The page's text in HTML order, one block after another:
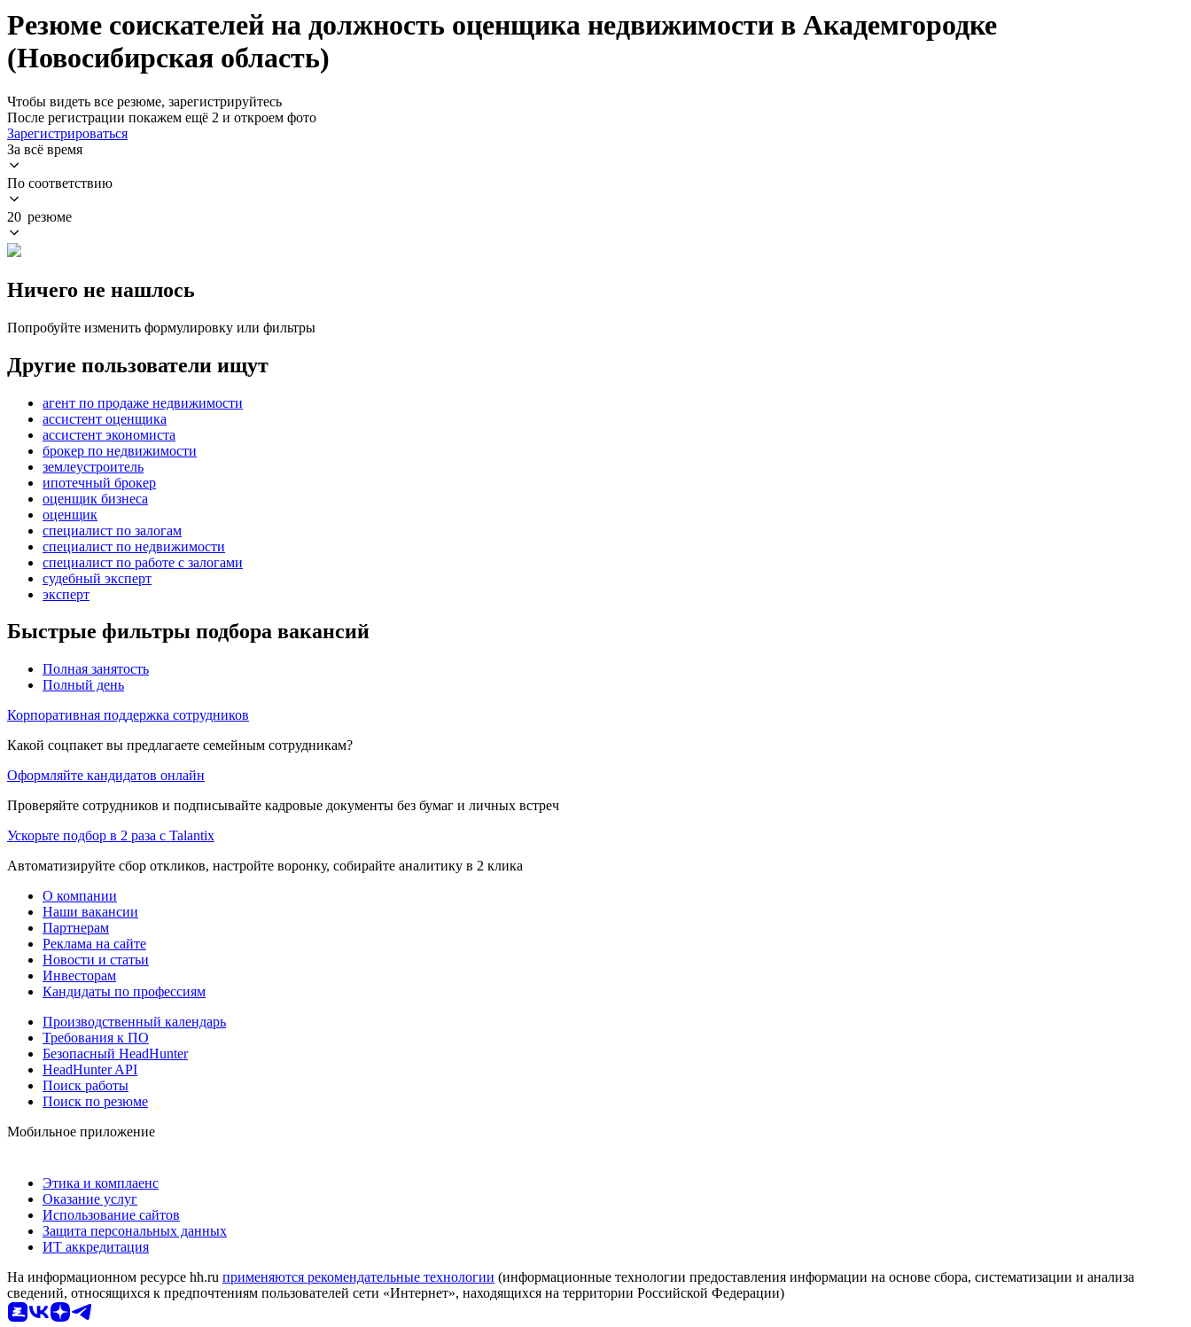
Резюме соискателей на должность оценщика недвижимости в Академгородке
(Новосибирская область)
Чтобы видеть все резюме, зарегистрируйтесь
После регистрации покажем ещё 2 и откроем фото
Зарегистрироваться
За всё время
По соответствию
20 резюме
Ничего не нашлось
Попробуйте изменить формулировку или фильтры
Другие пользователи ищут
агент по продаже недвижимости
ассистент оценщика
ассистент экономиста
брокер по недвижимости
землеустроитель
ипотечный брокер
оценщик бизнеса
оценщик
специалист по залогам
специалист по недвижимости
специалист по работе с залогами
судебный эксперт
эксперт
Быстрые фильтры подбора вакансий
Полная занятость
Полный день
Корпоративная поддержка сотрудников
Какой соцпакет вы предлагаете семейным сотрудникам?
Оформляйте кандидатов онлайн
Проверяйте сотрудников и подписывайте кадровые документы без бумаг и личных встреч
Ускорьте подбор в 2 раза с Talantix
Автоматизируйте сбор откликов, настройте воронку, собирайте аналитику в 2 клика
О компании
Наши вакансии
Партнерам
Реклама на сайте
Новости и статьи
Инвесторам
Кандидаты по профессиям
Производственный календарь
Требования к ПО
Безопасный HeadHunter
HeadHunter API
Поиск работы
Поиск по резюме
Мобильное приложение
Этика и комплаенс
Оказание услуг
Использование сайтов
Защита персональных данных
ИТ аккредитация
На информационном ресурсе hh.ru применяются рекомендательные технологии (информационные технологии предоставления информации на основе сбора, систематизации и анализа
сведений, относящихся к предпочтениям пользователей сети «Интернет», находящихся на территории Российской Федерации)